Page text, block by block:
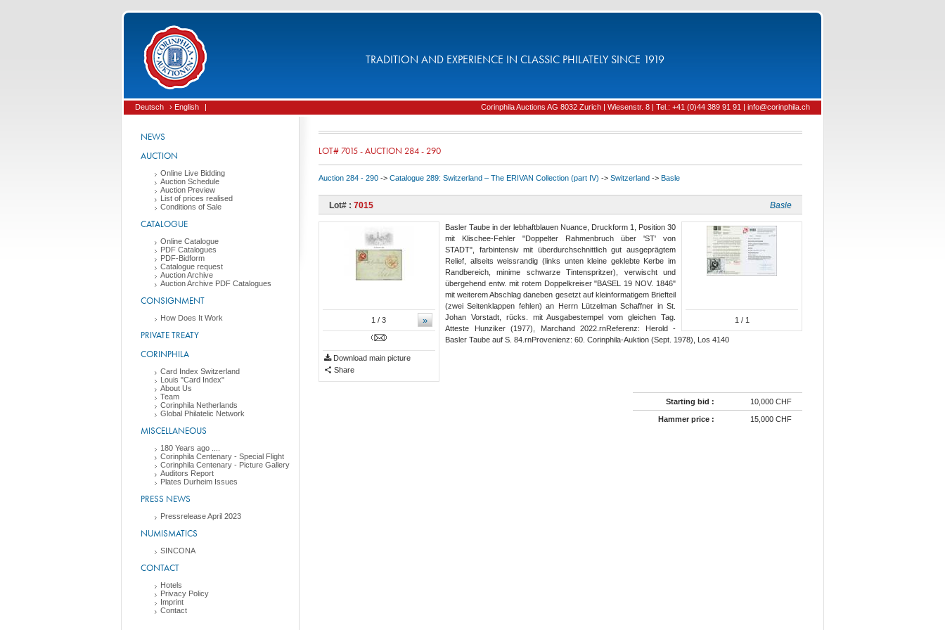
TRADITION AND EXPERIENCE IN CLASSIC PHILATELY SINCE 1919
Deutsch › English | Corinphila Auctions AG 8032 Zurich | Wiesenstr. 8 | Tel.: +41 (0)44 389 91 91 | info@corinphila.ch
NEWS
AUCTION
Online Live Bidding
Auction Schedule
Auction Preview
List of prices realised
Conditions of Sale
CATALOGUE
Online Catalogue
PDF Catalogues
PDF-Bidform
Catalogue request
Auction Archive
Auction Archive PDF Catalogues
CONSIGNMENT
How Does It Work
PRIVATE TREATY
CORINPHILA
Card Index Switzerland
Louis "Card Index"
About Us
Team
Corinphila Netherlands
Global Philatelic Network
MISCELLANEOUS
180 Years ago ....
Corinphila Centenary - Special Flight
Corinphila Centenary - Picture Gallery
Auditors Report
Plates Durheim Issues
PRESS NEWS
Pressrelease April 2023
NUMISMATICS
SINCONA
CONTACT
Hotels
Privacy Policy
Imprint
Contact
LOT# 7015 - AUCTION 284 - 290
Auction 284 - 290 -> Catalogue 289: Switzerland – The ERIVAN Collection (part IV) -> Switzerland -> Basle
Lot# : 7015 Basle
»
1 / 3
Download main picture
Share
1 / 1
Basler Taube in der lebhaftblauen Nuance, Druckform 1, Position 30
mit Klischee-Fehler "Doppelter Rahmenbruch über 'ST' von
STADT", farbintensiv mit überdurchschnittlich gut ausgeprägtem
Relief, allseits weissrandig (links unten kleine geklebte Kerbe im
Randbereich, minime schwarze Tintenspritzer), verwischt und
übergehend entw. mit rotem Doppelkreiser "BASEL 19 NOV. 1846"
mit weiterem Abschlag daneben gesetzt auf kleinformatigem Briefteil
(zwei Seitenklappen fehlen) an Herrn Lützelman Schaffner in St.
Johan Vorstadt, rücks. mit Ausgabestempel vom gleichen Tag.
Atteste Hunziker (1977), Marchand 2022.rn​Referenz: Herold -
Basler Taube auf S. 84.rnProvenienz: 60. Corinphila-Auktion (Sept. 1978), Los 4140
Starting bid : 10,000 CHF
Hammer price : 15,000 CHF